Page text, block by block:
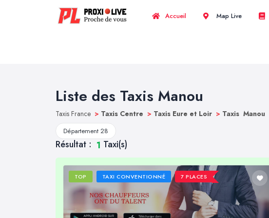
Accueil Map Live
Liste des Taxis Manou
Taxis France > Taxis Centre > Taxis Eure et Loir > Taxis Manou
Département 28
Résultat : 1 Taxi(s)
TOP TAXI CONVENTIONNÉ 7 PLACES